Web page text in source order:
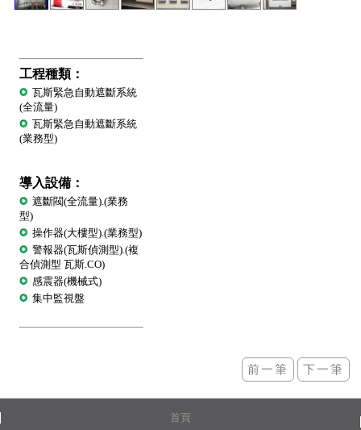
工程種類：
瓦斯緊急自動遮斷系統
(全流量)
瓦斯緊急自動遮斷系統
(業務型)
導入設備：
遮斷閥(全流量).(業務
型)
操作器(大樓型).(業務型)
警報器(瓦斯偵測型).(複
合偵測型 瓦斯.CO)
感震器(機械式)
集中監視盤
首頁